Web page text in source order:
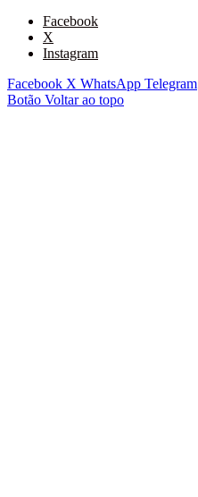
Facebook
X
Instagram
Facebook X WhatsApp Telegram
Botão Voltar ao topo